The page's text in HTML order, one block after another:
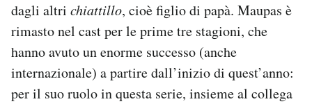
dagli altri chiattillo, cioè figlio di papà. Maupas è
rimasto nel cast per le prime tre stagioni, che
hanno avuto un enorme successo (anche
internazionale) a partire dall’inizio di quest’anno:
per il suo ruolo in questa serie, insieme al collega